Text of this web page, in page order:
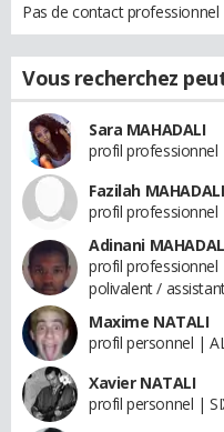
Pas de contact professionnel
Vous recherchez
Sara MAHADALI
profil professionnel
Fazilah MAHADALI
profil professionnel
Adinani
profil professionnel
polivalent /
Maxime NATALI
profil personnel |
Xavier NATALI
profil personnel |